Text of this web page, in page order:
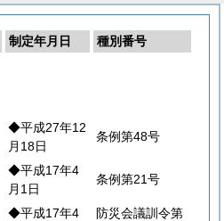
制定年月日
種別番号
◆平成27年12
月18日
条例第48号
◆平成17年4
月1日
条例第21号
◆平成17年4
防災会議訓令第